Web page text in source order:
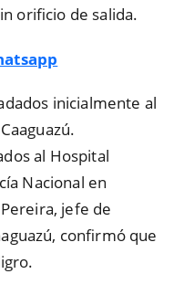
orificio de salida.
inicialmente al
al Hospital
Nacional en
jefe de
confirmó que